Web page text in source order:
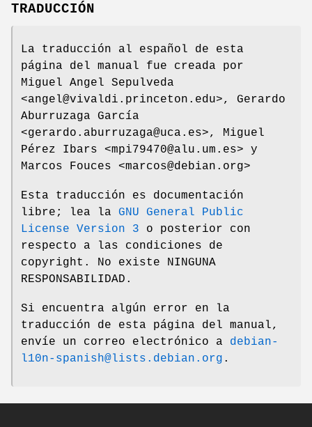
TRADUCCIÓN
La traducción al español de esta
página del manual fue creada por
Miguel Angel Sepulveda
<angel@vivaldi.princeton.edu>, Gerardo
Aburruzaga García
<gerardo.aburruzaga@uca.es>, Miguel
Pérez Ibars <mpi79470@alu.um.es> y
Marcos Fouces <marcos@debian.org>
Esta traducción es documentación
libre; lea la GNU General Public
License Version 3 o posterior con
respecto a las condiciones de
copyright. No existe NINGUNA
RESPONSABILIDAD.
Si encuentra algún error en la
traducción de esta página del manual,
envíe un correo electrónico a debian-
l10n-spanish@lists.debian.org .